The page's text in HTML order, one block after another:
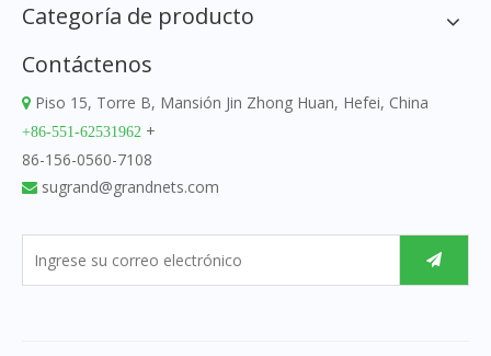
Categoría de producto
Contáctenos
 Piso 15, Torre B, Mansión Jin Zhong Huan, Hefei, China
+86-551-62531962 +
86-156-0560-7108
 sugrand@grandnets.com